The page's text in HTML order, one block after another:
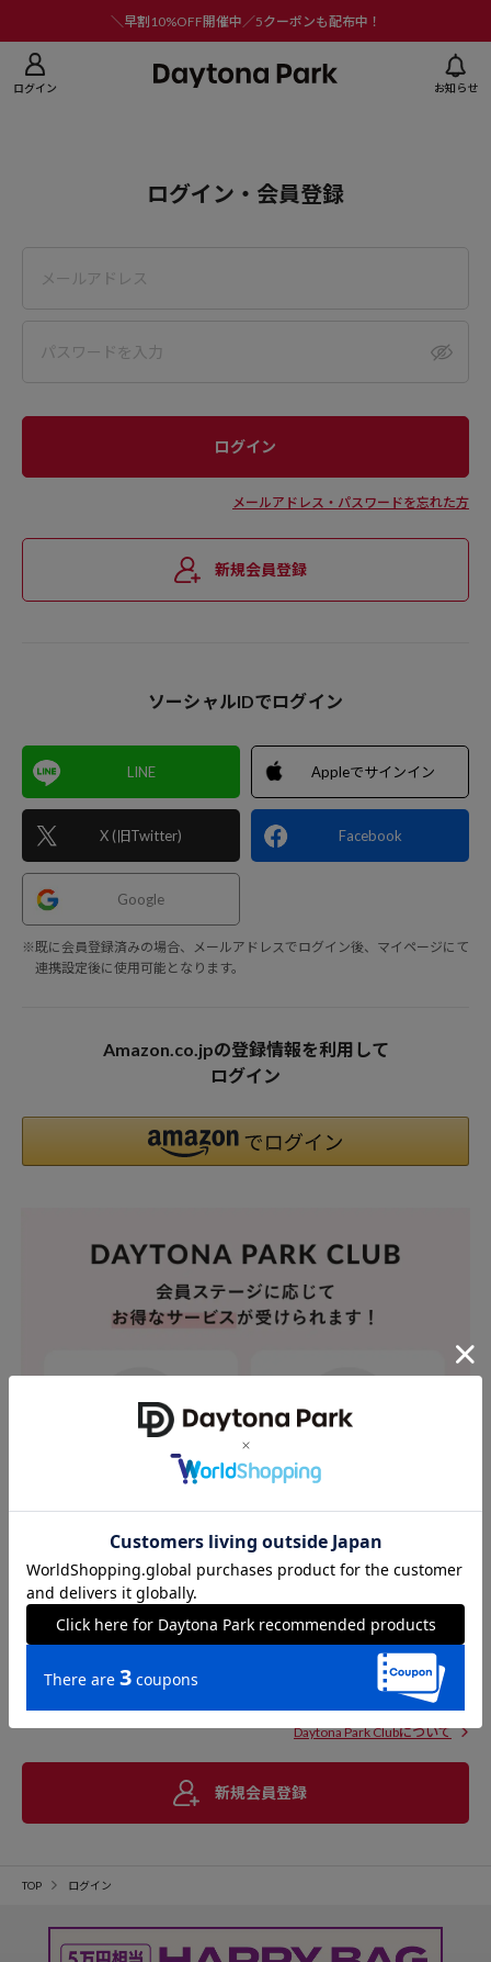
＼早割10%OFF開催中／5クーポンも配布中！
ログイン お知らせ
ログイン・会員登録
メールアドレス・パスワードを忘れた方
新規会員登録
ソーシャルIDでログイン
LINE
X (旧Twitter)
Appleでサインイン
Facebook
Google
※既に会員登録済みの場合、メールアドレスでログイン後、マイページにて
連携設定後に使用可能となります。
Amazon.co.jpの登録情報を利用して
ログイン
Daytona Park Clubについて
新規会員登録
TOP ログイン